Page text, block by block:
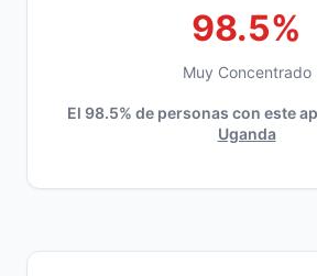
98.5%
Muy Concentrado
El 98.5% de personas con este
Uganda